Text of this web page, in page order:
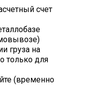
счет
груза на
только для
(временно